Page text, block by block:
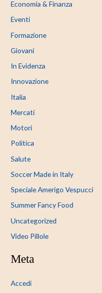
Economia & Finanza
Eventi
Formazione
Giovani
In Evidenza
Innovazione
Italia
Mercati
Motori
Politica
Salute
Soccer Made in Italy
Speciale Amerigo Vespucci
Summer Fancy Food
Uncategorized
Video Pillole
Meta
Accedi